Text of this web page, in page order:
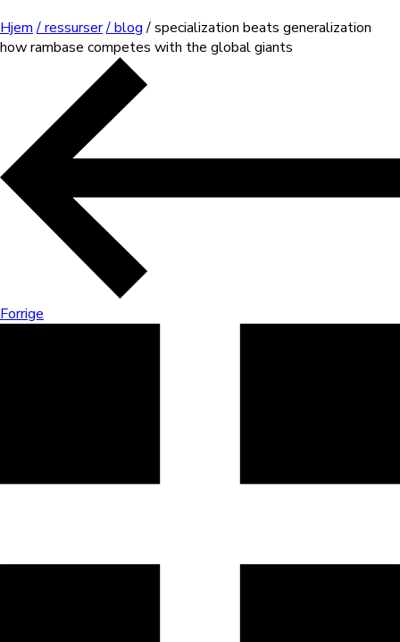
Hjem / ressurser/ blog/ specialization beats generalization
how rambase competes with the global giants
Forrige